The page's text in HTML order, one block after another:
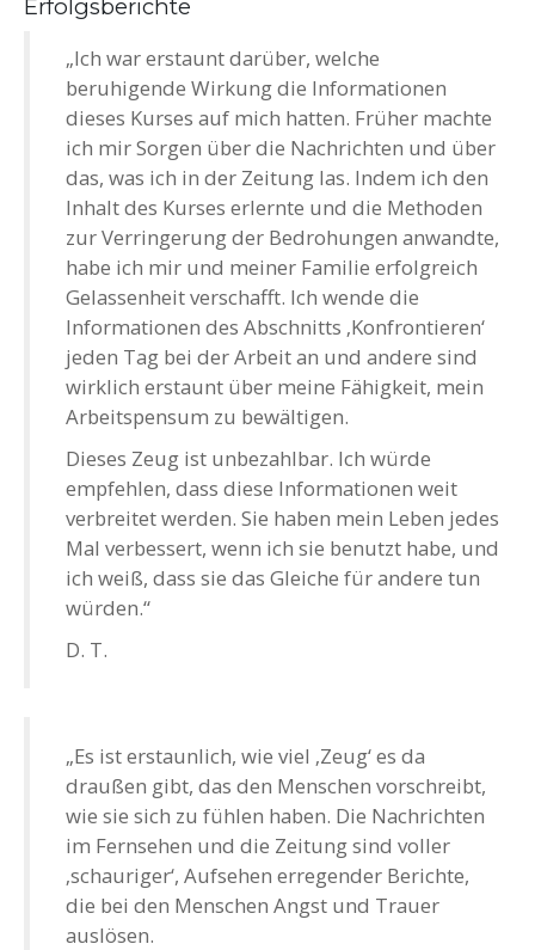
Erfolgsberichte
„Ich war erstaunt darüber, welche
beruhigende Wirkung die Informationen
dieses Kurses auf mich hatten. Früher machte
ich mir Sorgen über die Nachrichten und über
das, was ich in der Zeitung las. Indem ich den
Inhalt des Kurses erlernte und die Methoden
zur Verringerung der Bedrohungen anwandte,
habe ich mir und meiner Familie erfolgreich
Gelassenheit verschafft. Ich wende die
Informationen des Abschnitts ‚Konfrontieren‘
jeden Tag bei der Arbeit an und andere sind
wirklich erstaunt über meine Fähigkeit, mein
Arbeitspensum zu bewältigen.
Dieses Zeug ist unbezahlbar. Ich würde
empfehlen, dass diese Informationen weit
verbreitet werden. Sie haben mein Leben jedes
Mal verbessert, wenn ich sie benutzt habe, und
ich weiß, dass sie das Gleiche für andere tun
würden.“
D. T.
„Es ist erstaunlich, wie viel ‚Zeug‘ es da
draußen gibt, das den Menschen vorschreibt,
wie sie sich zu fühlen haben. Die Nachrichten
im Fernsehen und die Zeitung sind voller
‚schauriger‘, Aufsehen erregender Berichte,
die bei den Menschen Angst und Trauer
auslösen.